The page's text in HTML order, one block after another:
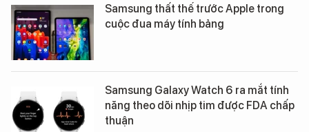
Samsung thất thế trước Apple trong
cuộc đua máy tính bảng
Samsung Galaxy Watch 6 ra mắt tính
năng theo dõi nhịp tim được FDA chấp
thuận